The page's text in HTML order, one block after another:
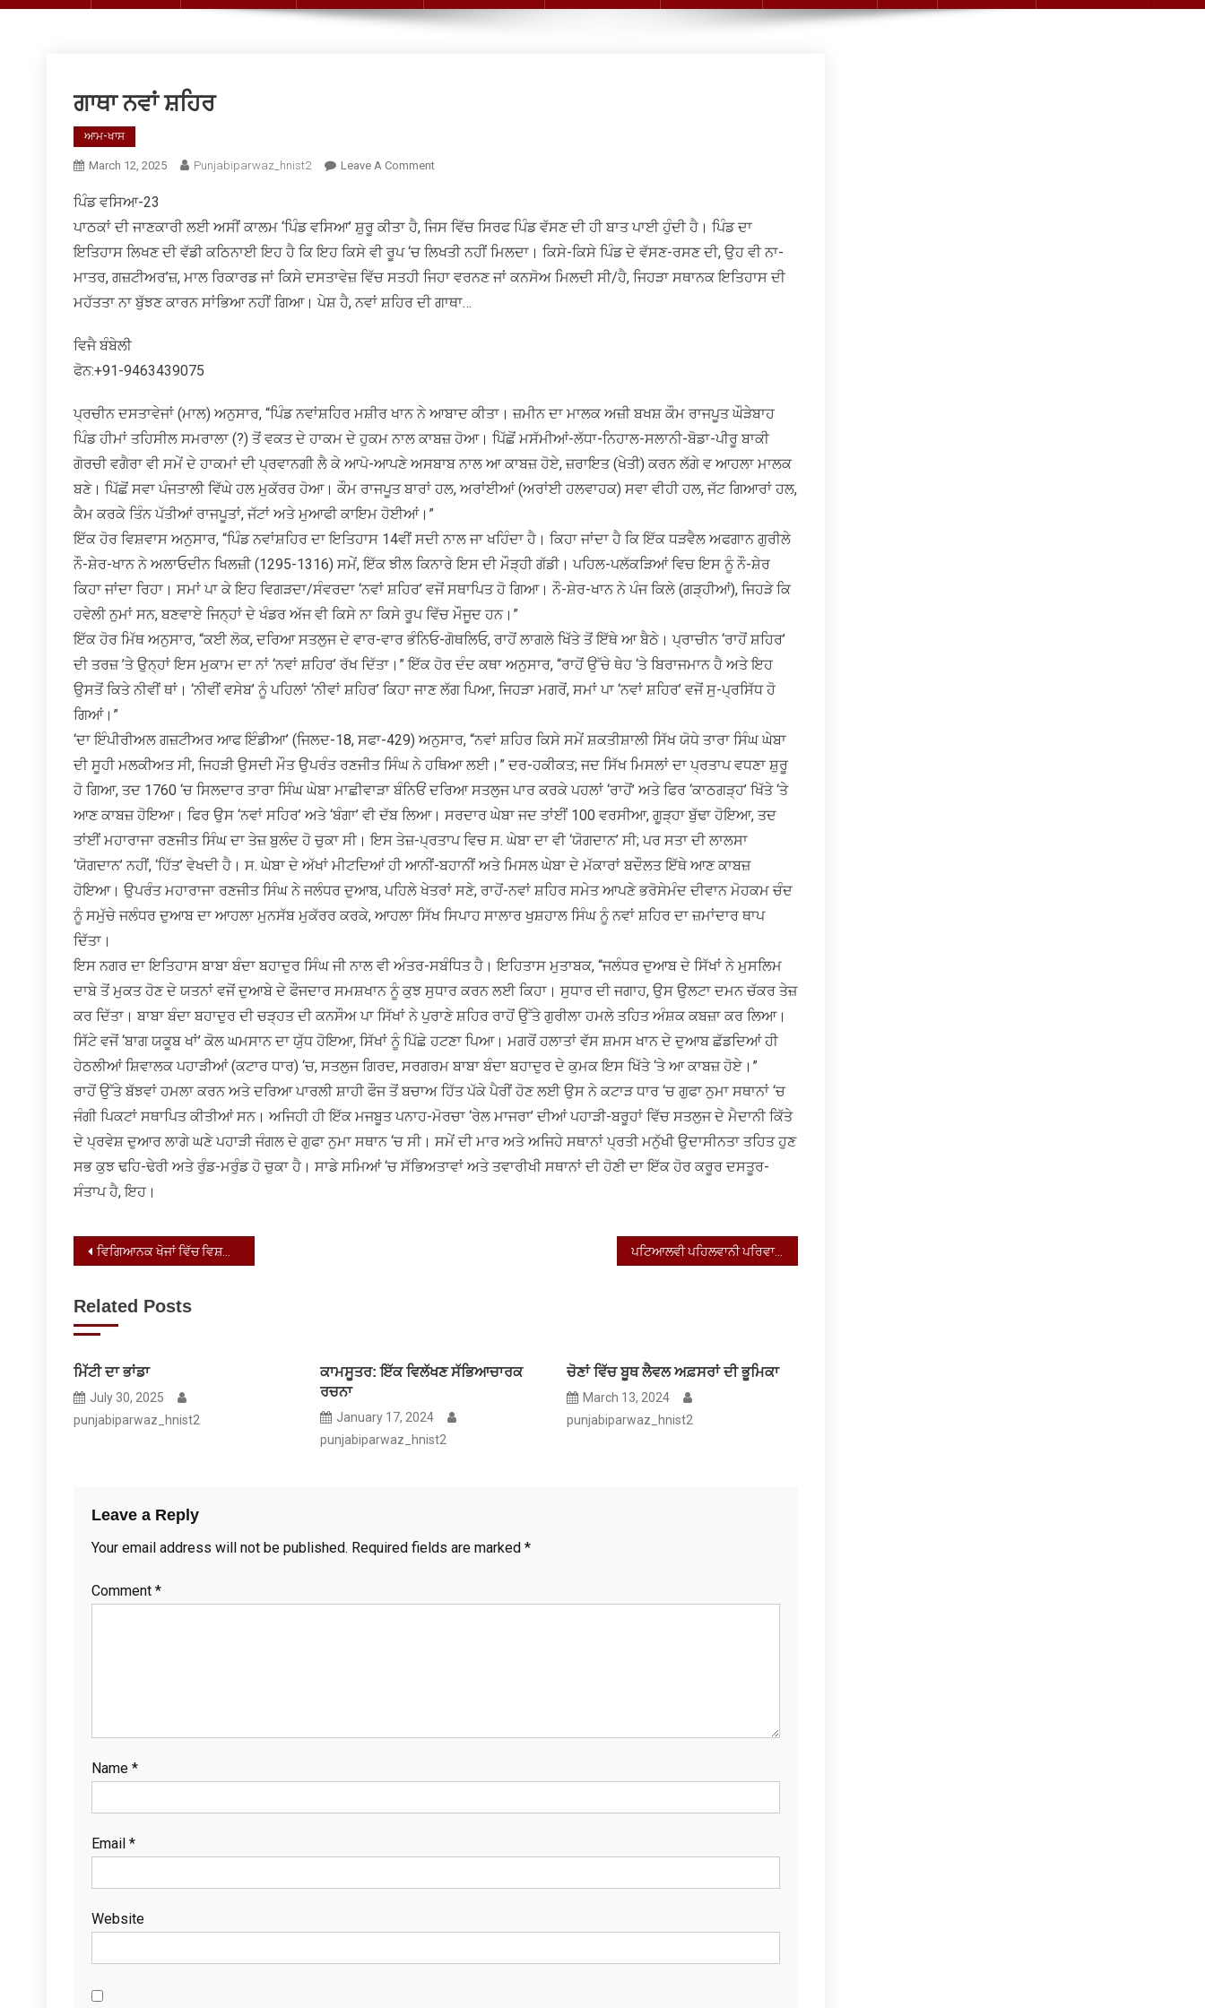
ਗਾਥਾ ਨਵਾਂ ਸ਼ਹਿਰ
ਆਮ-ਖਾਸ
March 12, 2025 Punjabiparwaz_hnist2 Leave A CommentOn
ਸ਼ਹਿਰ
ਪਿੰਡ ਵਸਿਆ-23
ਪਾਠਕਾਂ ਦੀ ਜਾਣਕਾਰੀ ਲਈ ਅਸੀਂ ਕਾਲਮ ‘ਪਿੰਡ ਵਸਿਆ’ ਸ਼ੁਰੂ ਕੀਤਾ ਹੈ, ਜਿਸ ਵਿੱਚ ਸਿਰਫ ਪਿੰਡ ਵੱਸਣ ਦੀ ਹੀ ਬਾਤ ਪਾਈ ਹੁੰਦੀ ਹੈ। ਪਿੰਡ ਦਾ
ਇਤਿਹਾਸ ਲਿਖਣ ਦੀ ਵੱਡੀ ਕਠਿਨਾਈ ਇਹ ਹੈ ਕਿ ਇਹ ਕਿਸੇ ਵੀ ਰੂਪ ‘ਚ ਲਿਖਤੀ ਨਹੀਂ ਮਿਲਦਾ। ਕਿਸੇ-ਕਿਸੇ ਪਿੰਡ ਦੇ ਵੱਸਣ-ਰਸਣ ਦੀ, ਉਹ ਵੀ ਨਾ-
ਮਾਤਰ, ਗਜ਼ਟੀਅਰ’ਜ਼, ਮਾਲ ਰਿਕਾਰਡ ਜਾਂ ਕਿਸੇ ਦਸਤਾਵੇਜ਼ ਵਿੱਚ ਸਤਹੀ ਜਿਹਾ ਵਰਨਣ ਜਾਂ ਕਨਸੋਅ ਮਿਲਦੀ ਸੀ/ਹੈ, ਜਿਹੜਾ ਸਥਾਨਕ ਇਤਿਹਾਸ ਦੀ
ਮਹੱਤਤਾ ਨਾ ਬੁੱਝਣ ਕਾਰਨ ਸਾਂਭਿਆ ਨਹੀਂ ਗਿਆ। ਪੇਸ਼ ਹੈ, ਨਵਾਂ ਸ਼ਹਿਰ ਦੀ ਗਾਥਾ…
ਵਿਜੈ ਬੰਬੇਲੀ
ਫੋਨ:+91-9463439075
ਪ੍ਰਚੀਨ ਦਸਤਾਵੇਜਾਂ (ਮਾਲ) ਅਨੁਸਾਰ, “ਪਿੰਡ ਨਵਾਂਸ਼ਹਿਰ ਮਸ਼ੀਰ ਖਾਨ ਨੇ ਆਬਾਦ ਕੀਤਾ। ਜ਼ਮੀਨ ਦਾ ਮਾਲਕ ਅਜ਼ੀ ਬਖਸ਼ ਕੌਮ ਰਾਜਪੂਤ ਘੌੜੇਬਾਹ
ਪਿੰਡ ਹੀਮਾਂ ਤਹਿਸੀਲ ਸਮਰਾਲਾ (?) ਤੋਂ ਵਕਤ ਦੇ ਹਾਕਮ ਦੇ ਹੁਕਮ ਨਾਲ ਕਾਬਜ਼ ਹੋਆ। ਪਿੱਛੋਂ ਮਸੱਮੀਆਂ-ਲੱਧਾ-ਨਿਹਾਲ-ਸਲਾਨੀ-ਬੋਡਾ-ਪੀਰੂ ਬਾਕੀ
ਗੋਰਚੀ ਵਗੈਰਾ ਵੀ ਸਮੇਂ ਦੇ ਹਾਕਮਾਂ ਦੀ ਪ੍ਰਵਾਨਗੀ ਲੈ ਕੇ ਆਪੋ-ਆਪਣੇ ਅਸਬਾਬ ਨਾਲ ਆ ਕਾਬਜ਼ ਹੋਏ, ਜ਼ਰਾਇਤ (ਖੇਤੀ) ਕਰਨ ਲੱਗੇ ਵ ਆਹਲਾ ਮਾਲਕ
ਬਣੇ। ਪਿੱਛੋਂ ਸਵਾ ਪੰਜਤਾਲੀ ਵਿੱਘੇ ਹਲ ਮੁਕੱਰਰ ਹੋਆ। ਕੌਮ ਰਾਜਪੂਤ ਬਾਰਾਂ ਹਲ, ਅਰਾਂਈਆਂ (ਅਰਾਂਈ ਹਲਵਾਹਕ) ਸਵਾ ਵੀਹੀ ਹਲ, ਜੱਟ ਗਿਆਰਾਂ ਹਲ,
ਕੈਮ ਕਰਕੇ ਤਿੰਨ ਪੱਤੀਆਂ ਰਾਜਪੂਤਾਂ, ਜੱਟਾਂ ਅਤੇ ਮੁਆਫੀ ਕਾਇਮ ਹੋਈਆਂ।”
ਇੱਕ ਹੋਰ ਵਿਸ਼ਵਾਸ ਅਨੁਸਾਰ, “ਪਿੰਡ ਨਵਾਂਸ਼ਹਿਰ ਦਾ ਇਤਿਹਾਸ 14ਵੀਂ ਸਦੀ ਨਾਲ ਜਾ ਖਹਿੰਦਾ ਹੈ। ਕਿਹਾ ਜਾਂਦਾ ਹੈ ਕਿ ਇੱਕ ਧੜਵੈਲ ਅਫਗਾਨ ਗੁਰੀਲੇ
ਨੌ-ਸ਼ੇਰ-ਖਾਨ ਨੇ ਅਲਾਓਦੀਨ ਖਿਲਜ਼ੀ (1295-1316) ਸਮੇਂ, ਇੱਕ ਝੀਲ ਕਿਨਾਰੇ ਇਸ ਦੀ ਮੌੜ੍ਹੀ ਗੱਡੀ। ਪਹਿਲ-ਪਲੱਕੜਿਆਂ ਵਿਚ ਇਸ ਨੂੰ ਨੌ-ਸ਼ੇਰ
ਕਿਹਾ ਜਾਂਦਾ ਰਿਹਾ। ਸਮਾਂ ਪਾ ਕੇ ਇਹ ਵਿਗੜਦਾ/ਸੰਵਰਦਾ ‘ਨਵਾਂ ਸ਼ਹਿਰ’ ਵਜੋਂ ਸਥਾਪਿਤ ਹੋ ਗਿਆ। ਨੌ-ਸ਼ੇਰ-ਖਾਨ ਨੇ ਪੰਜ ਕਿਲੇ (ਗੜ੍ਹੀਆਂ), ਜਿਹੜੇ ਕਿ
ਹਵੇਲੀ ਨੁਮਾਂ ਸਨ, ਬਣਵਾਏ ਜਿਨ੍ਹਾਂ ਦੇ ਖੰਡਰ ਅੱਜ ਵੀ ਕਿਸੇ ਨਾ ਕਿਸੇ ਰੂਪ ਵਿੱਚ ਮੌਜੂਦ ਹਨ।”
ਇੱਕ ਹੋਰ ਮਿੱਥ ਅਨੁਸਾਰ, “ਕਈ ਲੋਕ, ਦਰਿਆ ਸਤਲੁਜ ਦੇ ਵਾਰ-ਵਾਰ ਭੰਨਿਓ-ਗੋਥਲਿਓ, ਰਾਹੋਂ ਲਾਗਲੇ ਖਿੱਤੇ ਤੋਂ ਇੱਥੇ ਆ ਬੈਠੇ। ਪ੍ਰਾਚੀਨ ‘ਰਾਹੋਂ ਸ਼ਹਿਰ’
ਦੀ ਤਰਜ਼ ’ਤੇ ਉਨ੍ਹਾਂ ਇਸ ਮੁਕਾਮ ਦਾ ਨਾਂ ‘ਨਵਾਂ ਸ਼ਹਿਰ’ ਰੱਖ ਦਿੱਤਾ।” ਇੱਕ ਹੋਰ ਦੰਦ ਕਥਾ ਅਨੁਸਾਰ, “ਰਾਹੋਂ ਉੱਚੇ ਥੇਹ ‘ਤੇ ਬਿਰਾਜਮਾਨ ਹੈ ਅਤੇ ਇਹ
ਉਸਤੋਂ ਕਿਤੇ ਨੀਵੀਂ ਥਾਂ। ‘ਨੀਵੀਂ ਵਸੇਬ’ ਨੂੰ ਪਹਿਲਾਂ ‘ਨੀਵਾਂ ਸ਼ਹਿਰ’ ਕਿਹਾ ਜਾਣ ਲੱਗ ਪਿਆ, ਜਿਹੜਾ ਮਗਰੋਂ, ਸਮਾਂ ਪਾ ‘ਨਵਾਂ ਸ਼ਹਿਰ’ ਵਜੋਂ ਸੁ-ਪ੍ਰਸਿੱਧ ਹੋ
ਗਿਆਂ।”
‘ਦਾ ਇੰਪੀਰੀਅਲ ਗਜ਼ਟੀਅਰ ਆਫ ਇੰਡੀਆ’ (ਜਿਲਦ-18, ਸਫਾ-429) ਅਨੁਸਾਰ, “ਨਵਾਂ ਸ਼ਹਿਰ ਕਿਸੇ ਸਮੇਂ ਸ਼ਕਤੀਸ਼ਾਲੀ ਸਿੱਖ ਯੋਧੇ ਤਾਰਾ ਸਿੰਘ ਘੇਬਾ
ਦੀ ਸੂਹੀ ਮਲਕੀਅਤ ਸੀ, ਜਿਹੜੀ ਉਸਦੀ ਮੌਤ ਉਪਰੰਤ ਰਣਜੀਤ ਸਿੰਘ ਨੇ ਹਥਿਆ ਲਈ।” ਦਰ-ਹਕੀਕਤ; ਜਦ ਸਿੱਖ ਮਿਸਲਾਂ ਦਾ ਪ੍ਰਤਾਪ ਵਧਣਾ ਸ਼ੁਰੂ
ਹੋ ਗਿਆ, ਤਦ 1760 ‘ਚ ਸਿਲਦਾਰ ਤਾਰਾ ਸਿੰਘ ਘੇਬਾ ਮਾਛੀਵਾੜਾ ਬੰਨਿਓਂ ਦਰਿਆ ਸਤਲੁਜ ਪਾਰ ਕਰਕੇ ਪਹਲਾਂ ‘ਰਾਹੋਂ’ ਅਤੇ ਫਿਰ ‘ਕਾਠਗੜ੍ਹ’ ਖਿੱਤੇ ‘ਤੇ
ਆਣ ਕਾਬਜ਼ ਹੋਇਆ। ਫਿਰ ਉਸ ‘ਨਵਾਂ ਸਹਿਰ’ ਅਤੇ ‘ਬੰਗਾ’ ਵੀ ਦੱਬ ਲਿਆ। ਸਰਦਾਰ ਘੇਬਾ ਜਦ ਤਾਂਈਂ 100 ਵਰਸੀਆ, ਗੂੜ੍ਹਾ ਬੁੱਢਾ ਹੋਇਆ, ਤਦ
ਤਾਂਈਂ ਮਹਾਰਾਜਾ ਰਣਜੀਤ ਸਿੰਘ ਦਾ ਤੇਜ਼ ਬੁਲੰਦ ਹੋ ਚੁਕਾ ਸੀ। ਇਸ ਤੇਜ਼-ਪ੍ਰਤਾਪ ਵਿਚ ਸ. ਘੇਬਾ ਦਾ ਵੀ ‘ਯੋਗਦਾਨ’ ਸੀ; ਪਰ ਸਤਾ ਦੀ ਲਾਲਸਾ
‘ਯੋਗਦਾਨ’ ਨਹੀਂ, ‘ਹਿੱਤ’ ਵੇਖਦੀ ਹੈ। ਸ. ਘੇਬਾ ਦੇ ਅੱਖਾਂ ਮੀਟਦਿਆਂ ਹੀ ਆਨੀਂ-ਬਹਾਨੀਂ ਅਤੇ ਮਿਸਲ ਘੇਬਾ ਦੇ ਮੱਕਾਰਾਂ ਬਦੌਲਤ ਇੱਥੇ ਆਣ ਕਾਬਜ਼
ਹੋਇਆ। ਉਪਰੰਤ ਮਹਾਰਾਜਾ ਰਣਜੀਤ ਸਿੰਘ ਨੇ ਜਲੰਧਰ ਦੁਆਬ, ਪਹਿਲੇ ਖੇਤਰਾਂ ਸਣੇ, ਰਾਹੋਂ-ਨਵਾਂ ਸ਼ਹਿਰ ਸਮੇਤ ਆਪਣੇ ਭਰੋਸੇਮੰਦ ਦੀਵਾਨ ਮੋਹਕਮ ਚੰਦ
ਨੂੰ ਸਮੁੱਚੇ ਜਲੰਧਰ ਦੁਆਬ ਦਾ ਆਹਲਾ ਮੁਨਸੱਬ ਮੁਕੱਰਰ ਕਰਕੇ, ਆਹਲਾ ਸਿੱਖ ਸਿਪਾਹ ਸਾਲਾਰ ਖੁਸ਼ਹਾਲ ਸਿੰਘ ਨੂੰ ਨਵਾਂ ਸ਼ਹਿਰ ਦਾ ਜ਼ਮਾਂਦਾਰ ਥਾਪ
ਦਿੱਤਾ।
ਇਸ ਨਗਰ ਦਾ ਇਤਿਹਾਸ ਬਾਬਾ ਬੰਦਾ ਬਹਾਦੁਰ ਸਿੰਘ ਜੀ ਨਾਲ ਵੀ ਅੰਤਰ-ਸਬੰਧਿਤ ਹੈ। ਇਹਿਤਾਸ ਮੁਤਾਬਕ, “ਜਲੰਧਰ ਦੁਆਬ ਦੇ ਸਿੱਖਾਂ ਨੇ ਮੁਸਲਿਮ
ਦਾਬੇ ਤੋਂ ਮੁਕਤ ਹੋਣ ਦੇ ਯਤਨਾਂ ਵਜੋਂ ਦੁਆਬੇ ਦੇ ਫੌਜਦਾਰ ਸਮਸ਼ਖਾਨ ਨੂੰ ਕੁਝ ਸੁਧਾਰ ਕਰਨ ਲਈ ਕਿਹਾ। ਸੁਧਾਰ ਦੀ ਜਗਾਹ, ਉਸ ਉਲਟਾ ਦਮਨ ਚੱਕਰ ਤੇਜ਼
ਕਰ ਦਿੱਤਾ। ਬਾਬਾ ਬੰਦਾ ਬਹਾਦੁਰ ਦੀ ਚੜ੍ਹਤ ਦੀ ਕਨਸੌਅ ਪਾ ਸਿੱਖਾਂ ਨੇ ਪੁਰਾਣੇ ਸ਼ਹਿਰ ਰਾਹੋਂ ਉੱਤੇ ਗੁਰੀਲਾ ਹਮਲੇ ਤਹਿਤ ਅੰਸ਼ਕ ਕਬਜ਼ਾ ਕਰ ਲਿਆ।
ਸਿੱਟੇ ਵਜੋਂ ‘ਬਾਗ ਯਕੂਬ ਖਾਂ’ ਕੋਲ ਘਮਸਾਨ ਦਾ ਯੁੱਧ ਹੋਇਆ, ਸਿੱਖਾਂ ਨੂੰ ਪਿੱਛੇ ਹਟਣਾ ਪਿਆ। ਮਗਰੋਂ ਹਲਾਤਾਂ ਵੱਸ ਸ਼ਮਸ ਖਾਨ ਦੇ ਦੁਆਬ ਛੱਡਦਿਆਂ ਹੀ
ਹੇਠਲੀਆਂ ਸ਼ਿਵਾਲਕ ਪਹਾੜੀਆਂ (ਕਟਾਰ ਧਾਰ) ‘ਚ, ਸਤਲੁਜ ਗਿਰਦ, ਸਰਗਰਮ ਬਾਬਾ ਬੰਦਾ ਬਹਾਦੁਰ ਦੇ ਕੁਮਕ ਇਸ ਖਿੱਤੇ ‘ਤੇ ਆ ਕਾਬਜ਼ ਹੋਏ।”
ਰਾਹੋਂ ਉੱਤੇ ਬੱਝਵਾਂ ਹਮਲਾ ਕਰਨ ਅਤੇ ਦਰਿਆ ਪਾਰਲੀ ਸ਼ਾਹੀ ਫੌਜ ਤੋਂ ਬਚਾਅ ਹਿੱਤ ਪੱਕੇ ਪੈਰੀਂ ਹੋਣ ਲਈ ਉਸ ਨੇ ਕਟਾੜ ਧਾਰ ‘ਚ ਗੁਫਾ ਨੁਮਾ ਸਥਾਨਾਂ ‘ਚ
ਜੰਗੀ ਪਿਕਟਾਂ ਸਥਾਪਿਤ ਕੀਤੀਆਂ ਸਨ। ਅਜਿਹੀ ਹੀ ਇੱਕ ਮਜਬੂਤ ਪਨਾਹ-ਮੋਰਚਾ ‘ਰੇਲ ਮਾਜਰਾ’ ਦੀਆਂ ਪਹਾੜੀ-ਬਰੂਹਾਂ ਵਿੱਚ ਸਤਲੁਜ ਦੇ ਮੈਦਾਨੀ ਕਿੱਤੇ
ਦੇ ਪ੍ਰਵੇਸ਼ ਦੁਆਰ ਲਾਗੇ ਘਣੇ ਪਹਾੜੀ ਜੰਗਲ ਦੇ ਗੁਫਾ ਨੁਮਾ ਸਥਾਨ ‘ਚ ਸੀ। ਸਮੇਂ ਦੀ ਮਾਰ ਅਤੇ ਅਜਿਹੇ ਸਥਾਨਾਂ ਪ੍ਰਤੀ ਮਨੁੱਖੀ ਉਦਾਸੀਨਤਾ ਤਹਿਤ ਹੁਣ
ਸਭ ਕੁਝ ਢਹਿ-ਢੇਰੀ ਅਤੇ ਰੁੰਡ-ਮਰੁੰਡ ਹੋ ਚੁਕਾ ਹੈ। ਸਾਡੇ ਸਮਿਆਂ ‘ਚ ਸੱਭਿਅਤਾਵਾਂ ਅਤੇ ਤਵਾਰੀਖੀ ਸਥਾਨਾਂ ਦੀ ਹੋਣੀ ਦਾ ਇੱਕ ਹੋਰ ਕਰੂਰ ਦਸਤੂਰ-
ਸੰਤਾਪ ਹੈ, ਇਹ।
Post
ਵਿਗਿਆਨਕ ਖੋਜਾਂ ਵਿੱਚ ਵਿਸ਼ਵਾਸ: ਤਰੱਕੀ ਦਾ ਮਾਰਗ ਪਟਿਆਲਵੀ ਪਹਿਲਵਾਨੀ ਪਰਿਵਾਰ ਦਾ ਵਾਰਸ ਪਲਵਿੰਦਰ ਚੀਮਾ
Related Posts
ਮਿੱਟੀ ਦਾ ਭਾਂਡਾ
July 30, 2025
punjabiparwaz_hnist2
ਕਾਮਸੂਤਰ: ਇੱਕ ਵਿਲੱਖਣ ਸੱਭਿਆਚਾਰਕ
ਰਚਨਾ
January 17, 2024
punjabiparwaz_hnist2
ਚੋਣਾਂ ਵਿੱਚ ਬੂਥ ਲੈਵਲ ਅਫ਼ਸਰਾਂ ਦੀ ਭੂਮਿਕਾ
March 13, 2024
punjabiparwaz_hnist2
Leave a Reply
Your email address will not be published. Required fields are marked *
Comment *
Name *
Email *
Website